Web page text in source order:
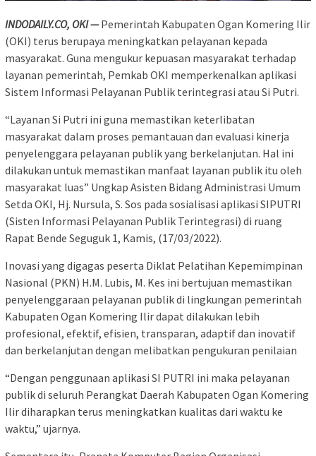
INDODAILY.CO, OKI — Pemerintah Kabupaten Ogan Komering Ilir
(OKI) terus berupaya meningkatkan pelayanan kepada
masyarakat. Guna mengukur kepuasan masyarakat terhadap
layanan pemerintah, Pemkab OKI memperkenalkan aplikasi
Sistem Informasi Pelayanan Publik terintegrasi atau Si Putri.
“Layanan Si Putri ini guna memastikan keterlibatan
masyarakat dalam proses pemantauan dan evaluasi kinerja
penyelenggara pelayanan publik yang berkelanjutan. Hal ini
dilakukan untuk memastikan manfaat layanan publik itu oleh
masyarakat luas” Ungkap Asisten Bidang Administrasi Umum
Setda OKI, Hj. Nursula, S. Sos pada sosialisasi aplikasi SIPUTRI
(Sisten Informasi Pelayanan Publik Terintegrasi) di ruang
Rapat Bende Seguguk 1, Kamis, (17/03/2022).
Inovasi yang digagas peserta Diklat Pelatihan Kepemimpinan
Nasional (PKN) H.M. Lubis, M. Kes ini bertujuan memastikan
penyelenggaraan pelayanan publik di lingkungan pemerintah
Kabupaten Ogan Komering Ilir dapat dilakukan lebih
profesional, efektif, efisien, transparan, adaptif dan inovatif
dan berkelanjutan dengan melibatkan pengukuran penilaian
“Dengan penggunaan aplikasi SI PUTRI ini maka pelayanan
publik di seluruh Perangkat Daerah Kabupaten Ogan Komering
Ilir diharapkan terus meningkatkan kualitas dari waktu ke
waktu,” ujarnya.